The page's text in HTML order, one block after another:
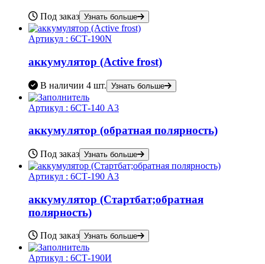
Под заказ Узнать больше
Артикул : 6СТ-190N
аккумулятор (Active frost)
В наличии 4 шт. Узнать больше
Артикул : 6СТ-140 А3
аккумулятор (обратная полярность)
Под заказ Узнать больше
Артикул : 6СТ-190 А3
аккумулятор (Стартбат;обратная
полярность)
Под заказ Узнать больше
Артикул : 6СТ-190И